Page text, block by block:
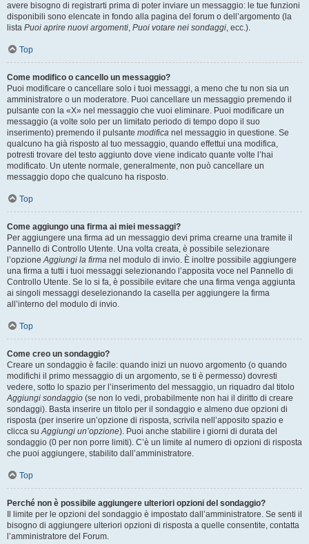
avere bisogno di registrarti prima di poter inviare un messaggio: le tue funzioni
disponibili sono elencate in fondo alla pagina del forum o dell’argomento (la
lista Puoi aprire nuovi argomenti, Puoi votare nei sondaggi, ecc.).
Top
Come modifico o cancello un messaggio?
Puoi modificare o cancellare solo i tuoi messaggi, a meno che tu non sia un
amministratore o un moderatore. Puoi cancellare un messaggio premendo il
pulsante con la «X» nel messaggio che vuoi eliminare. Puoi modificare un
messaggio (a volte solo per un limitato periodo di tempo dopo il suo
inserimento) premendo il pulsante modifica nel messaggio in questione. Se
qualcuno ha già risposto al tuo messaggio, quando effettui una modifica,
potresti trovare del testo aggiunto dove viene indicato quante volte l’hai
modificato. Un utente normale, generalmente, non può cancellare un
messaggio dopo che qualcuno ha risposto.
Top
Come aggiungo una firma ai miei messaggi?
Per aggiungere una firma ad un messaggio devi prima crearne una tramite il
Pannello di Controllo Utente. Una volta creata, è possibile selezionare
l’opzioneAggiungi la firma nel modulo di invio. È inoltre possibile aggiungere
una firma a tutti i tuoi messaggi selezionando l’apposita voce nel Pannello di
Controllo Utente. Se lo si fa, è possibile evitare che una firma venga aggiunta
ai singoli messaggi deselezionando la casella per aggiungere la firma
all’interno del modulo di invio.
Top
Come creo un sondaggio?
Creare un sondaggio è facile: quando inizi un nuovo argomento (o quando
modifichi il primo messaggio di un argomento, se ti è permesso) dovresti
vedere, sotto lo spazio per l’inserimento del messaggio, un riquadro dal titolo
Aggiungi sondaggio (se non lo vedi, probabilmente non hai il diritto di creare
sondaggi). Basta inserire un titolo per il sondaggio e almeno due opzioni di
risposta (per inserire un’opzione di risposta, scrivila nell’apposito spazio e
clicca suAggiungi un’opzione). Puoi anche stabilire i giorni di durata del
sondaggio (0 per non porre limiti). C’è un limite al numero di opzioni di risposta
che puoi aggiungere, stabilito dall’amministratore.
Top
Perché non è possibile aggiungere ulteriori opzioni del sondaggio?
Il limite per le opzioni del sondaggio è impostato dall’amministratore. Se senti il
bisogno di aggiungere ulteriori opzioni di risposta a quelle consentite, contatta
l’amministratore del Forum.